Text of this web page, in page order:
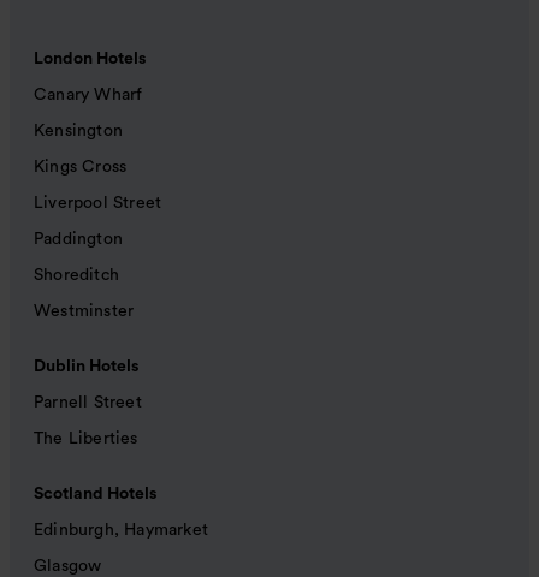
London Hotels
Canary Wharf
Kensington
Kings Cross
Liverpool Street
Paddington
Shoreditch
Westminster
Dublin Hotels
Parnell Street
The Liberties
Scotland Hotels
Edinburgh, Haymarket
Glasgow